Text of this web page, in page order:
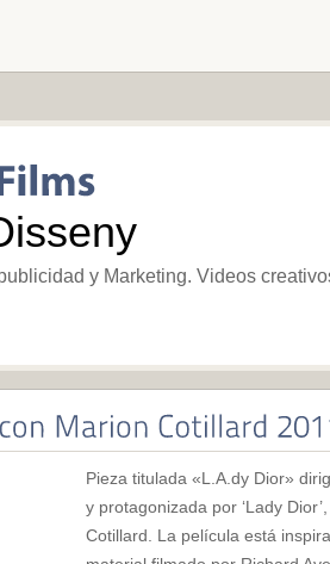
y Marketing. Videos
Pieza titulada «L.A.dy Dior»
y protagonizada por ‘Lady
Cotillard. La película está